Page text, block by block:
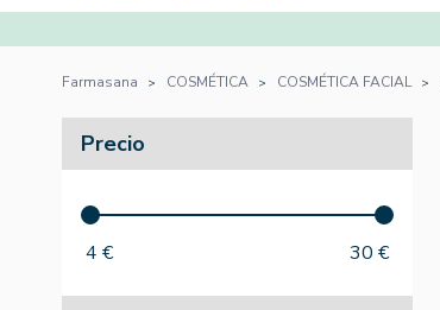
Farmasana COSMÉTICA COSMÉTICA FACIAL
Precio
4 € 30 €